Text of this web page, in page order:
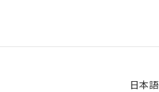
日本語